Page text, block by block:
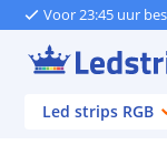
Voor 23:45 uur
Led strips RGB